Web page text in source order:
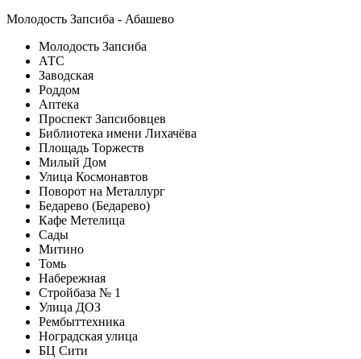
Молодость Запсиба - Абашево
Молодость Запсиба
АТС
Заводская
Роддом
Аптека
Проспект Запсибовцев
Библиотека имени Лихачёва
Площадь Торжеств
Милый Дом
Улица Космонавтов
Поворот на Металлург
Бедарево (Бедарево)
Кафе Метелица
Сады
Митино
Томь
Набережная
Стройбаза № 1
Улица ДОЗ
Рембыттехника
Ноградская улица
БЦ Сити